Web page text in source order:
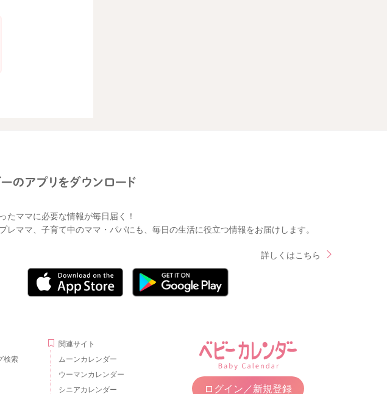
たママに必要な情報が毎日届く！
レママ、子育て中のママ・パパにも、毎日の生活に役立つ情報をお届けします。
詳しくはこちら
検索
関連サイト
ムーンカレンダー
ウーマンカレンダー
シニアカレンダー
ログイン／新規登録